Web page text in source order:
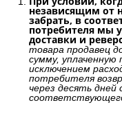
независящим от
забрать, в
потребителя мы
доставки и
товара продавец
сумму, уплаченную
исключением
потребителя
через десять